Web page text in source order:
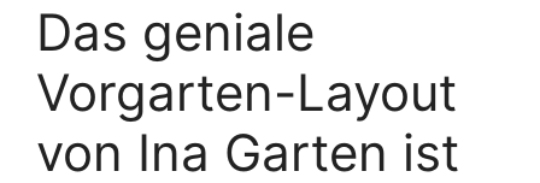
Das geniale
Vorgarten-Layout
von Ina Garten ist